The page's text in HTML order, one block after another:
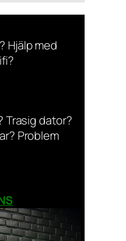
Hjälp med
Trasig dator?
Problem